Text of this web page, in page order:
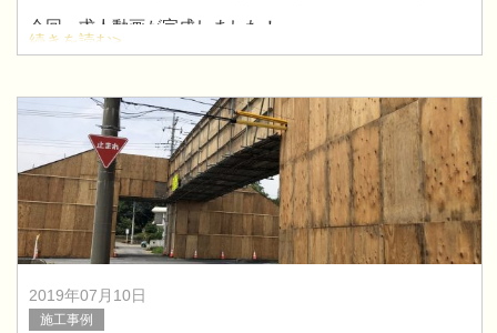
今回、求人動画が完成しました！
続きを読む>
2019年07月10日
施工事例